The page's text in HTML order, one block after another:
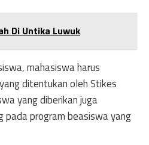
Di Untika Luwuk
mahasiswa harus
ditentukan oleh Stikes
yang diberikan juga
program beasiswa yang